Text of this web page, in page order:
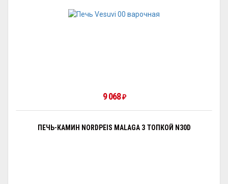
9 068₽
ПЕЧЬ-КАМИН NORDPEIS MALAGA З ТОПКОЙ N30D